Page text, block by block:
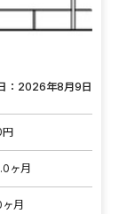
： 2026年8月9日
ヶ月
月